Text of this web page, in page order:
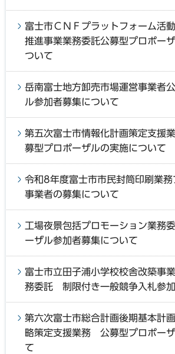
富士市ＣＮＦプラットフォーム活
推進事業業務委託公募型プロポー
ついて
岳南富士地方卸売市場運営事業者
ル参加者募集について
第五次富士市情報化計画策定支援
募型プロポーザルの実施について
令和8年度富士市市民封筒印刷業
事業者の募集について
工場夜景包括プロモーション業務
ーザル参加者募集について
富士市立田子浦小学校校舎改築事
務委託 制限付き一般競争入札参
第六次富士市総合計画後期基本計
略策定支援業務 公募型プロポー
て